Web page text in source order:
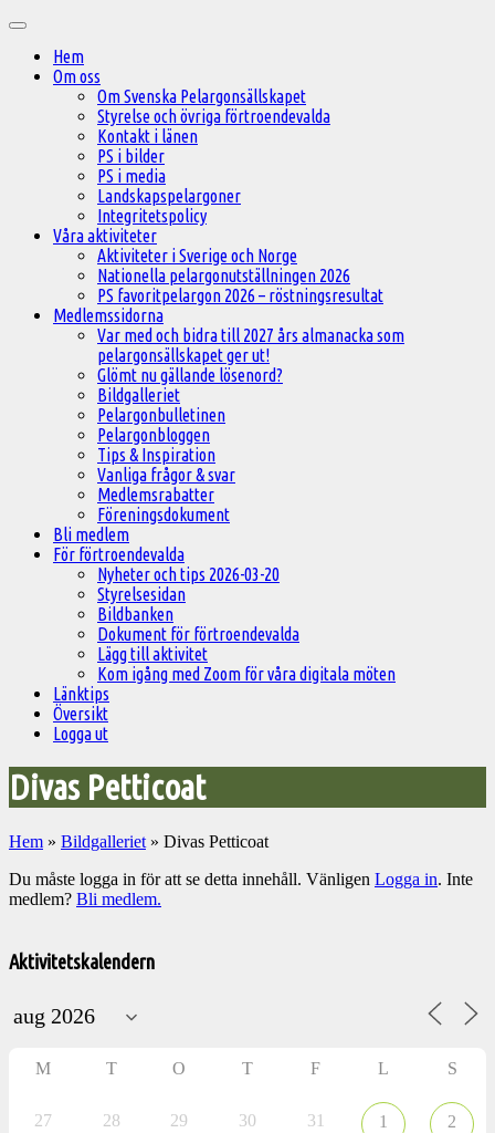
innehåll
Huvudmeny
Hem
Om oss
Om Svenska Pelargonsällskapet
Styrelse och övriga förtroendevalda
Kontakt i länen
PS i bilder
PS i media
Landskapspelargoner
Integritetspolicy
Våra aktiviteter
Aktiviteter i Sverige och Norge
Nationella pelargonutställningen 2026
PS favoritpelargon 2026 – röstningsresultat
Medlemssidorna
Var med och bidra till 2027 års almanacka som
pelargonsällskapet ger ut!
Glömt nu gällande lösenord?
Bildgalleriet
Pelargonbulletinen
Pelargonbloggen
Tips & Inspiration
Vanliga frågor & svar
Medlemsrabatter
Föreningsdokument
Bli medlem
För förtroendevalda
Nyheter och tips 2026-03-20
Styrelsesidan
Bildbanken
Dokument för förtroendevalda
Lägg till aktivitet
Kom igång med Zoom för våra digitala möten
Länktips
Översikt
Logga ut
Divas Petticoat
Hem » Bildgalleriet » Divas Petticoat
Du måste logga in för att se detta innehåll. Vänligen Logga in. Inte
medlem? Bli medlem.
till
aktiviteter
Aktivitetskalendern
M T O T F L S
27 28 29 30 31 1 2